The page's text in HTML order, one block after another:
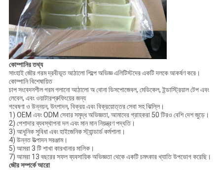
কোম্পানির তথ্য
সাংহাই জৌর গরম দ্রবীভূত আঠালো শিল্পে অভিজ্ঞ এলিটিস্টদের একটি দলকে আকর্ষণ করে।
কোম্পানি বিশেষায়িত
চাপ সংবেদনশীল গরম গলানো আঠালো অ বোনা ডিসপোজেবল, মেডিকেল, ইন্ডাস্ট্রিয়াল টেপ এবং
লেবেল, এবং ওয়াটারপ্রুফিংয়ের জন্য
গবেষণা ও উন্নয়ন, উৎপাদন, বিক্রয় এবং বিক্রয়োত্তর সেবা সহ ঝিল্লি।
1) OEM এবং ODM সেবার সমৃদ্ধ অভিজ্ঞতা, আমাদের গ্রাহকরা 50 টিরও বেশি দেশ জুড়ে।
2) পেশাদার ব্যবস্থাপনা দল এবং মান মান নিয়ন্ত্রণ পদ্ধতি।
3) আধুনিক সুবিধা এবং হাইজেনিক স্ট্যান্ডার্ড কর্মশালা।
4) উন্নত উত্পাদন সরঞ্জাম।
5) আমরা 3 টি শাখা কারখানার মালিক।
7) আমরা 13 বছরের সফল ব্যবসায়িক অভিজ্ঞতা থেকে একটি চমৎকার খ্যাতি উপভোগ করেছি।
জৌর সম্পর্কে আরো